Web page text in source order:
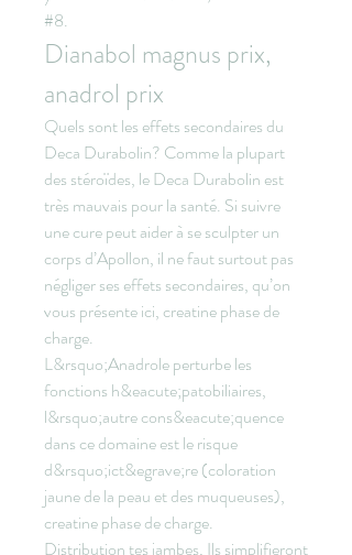
#8.
Dianabol magnus prix,
anadrol prix
Quels sont les effets secondaires du
Deca Durabolin? Comme la plupart
des stéroïdes, le Deca Durabolin est
très mauvais pour la santé. Si suivre
une cure peut aider à se sculpter un
corps d’Apollon, il ne faut surtout pas
négliger ses effets secondaires, qu’on
vous présente ici, creatine phase de
charge.
L&rsquo;Anadrole perturbe les
fonctions h&eacute;patobiliaires,
l&rsquo;autre cons&eacute;quence
dans ce domaine est le risque
d&rsquo;ict&egrave;re (coloration
jaune de la peau et des muqueuses),
creatine phase de charge.
Distribution tes jambes, Ils simplifieront